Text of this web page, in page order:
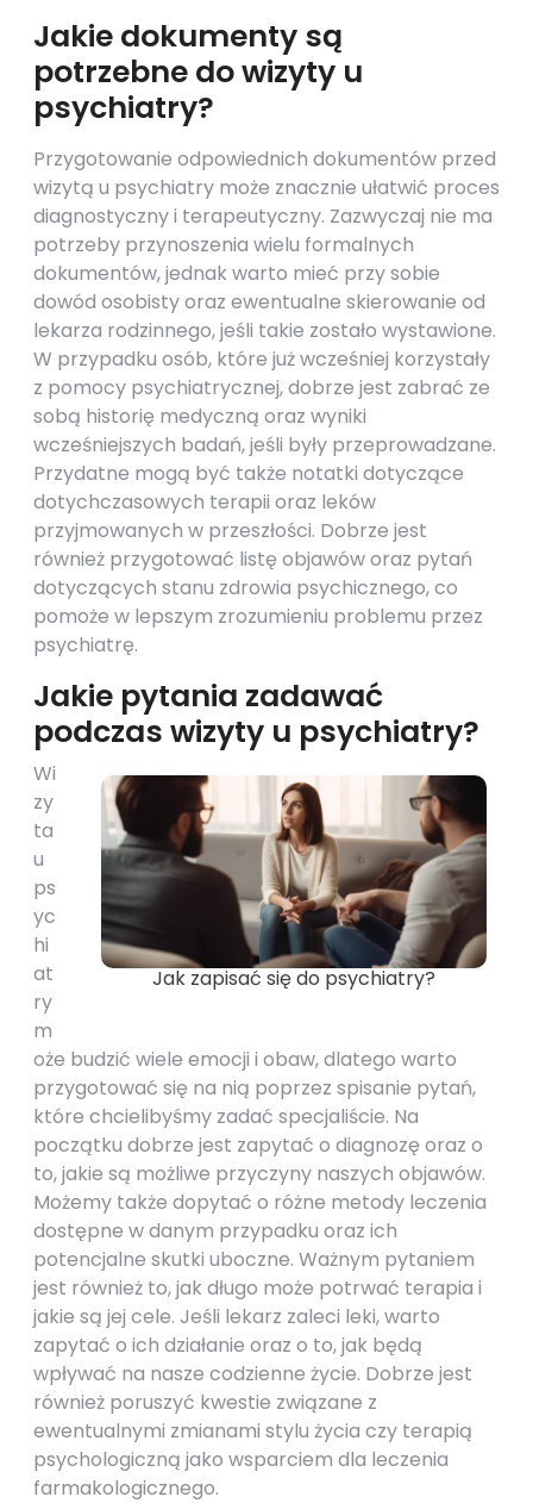
Jakie dokumenty są
potrzebne do wizyty u
psychiatry?
Przygotowanie odpowiednich dokumentów przed
wizytą u psychiatry może znacznie ułatwić proces
diagnostyczny i terapeutyczny. Zazwyczaj nie ma
potrzeby przynoszenia wielu formalnych
dokumentów, jednak warto mieć przy sobie
dowód osobisty oraz ewentualne skierowanie od
lekarza rodzinnego, jeśli takie zostało wystawione.
W przypadku osób, które już wcześniej korzystały
z pomocy psychiatrycznej, dobrze jest zabrać ze
sobą historię medyczną oraz wyniki
wcześniejszych badań, jeśli były przeprowadzane.
Przydatne mogą być także notatki dotyczące
dotychczasowych terapii oraz leków
przyjmowanych w przeszłości. Dobrze jest
również przygotować listę objawów oraz pytań
dotyczących stanu zdrowia psychicznego, co
pomoże w lepszym zrozumieniu problemu przez
psychiatrę.
Jakie pytania zadawać
podczas wizyty u psychiatry?
Jak zapisać się do psychiatry?
Wi
zy
ta
u
ps
yc
hi
at
ry
m
oże budzić wiele emocji i obaw, dlatego warto
przygotować się na nią poprzez spisanie pytań,
które chcielibyśmy zadać specjaliście. Na
początku dobrze jest zapytać o diagnozę oraz o
to, jakie są możliwe przyczyny naszych objawów.
Możemy także dopytać o różne metody leczenia
dostępne w danym przypadku oraz ich
potencjalne skutki uboczne. Ważnym pytaniem
jest również to, jak długo może potrwać terapia i
jakie są jej cele. Jeśli lekarz zaleci leki, warto
zapytać o ich działanie oraz o to, jak będą
wpływać na nasze codzienne życie. Dobrze jest
również poruszyć kwestie związane z
ewentualnymi zmianami stylu życia czy terapią
psychologiczną jako wsparciem dla leczenia
farmakologicznego.